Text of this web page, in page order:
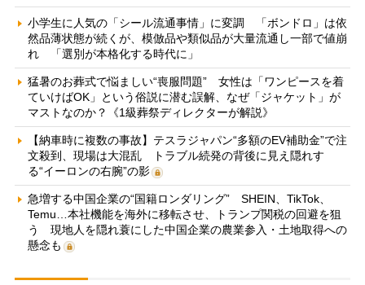
小学生に人気の「シール流通事情」に変調 「ボンドロ」は依
然品薄状態が続くが、模倣品や類似品が大量流通し一部で値崩
れ 「選別が本格化する時代に」
猛暑のお葬式で悩ましい“喪服問題” 女性は「ワンピースを着
ていけばOK」という俗説に潜む誤解、なぜ「ジャケット」が
マストなのか？《1級葬祭ディレクターが解説》
【納車時に複数の事故】テスラジャパン“多額のEV補助金”で注
文殺到、現場は大混乱 トラブル続発の背後に見え隠れす
る“イーロンの右腕”の影
急増する中国企業の“国籍ロンダリング” SHEIN、TikTok、
Temu…本社機能を海外に移転させ、トランプ関税の回避を狙
う 現地人を隠れ蓑にした中国企業の農業参入・土地取得への
懸念も